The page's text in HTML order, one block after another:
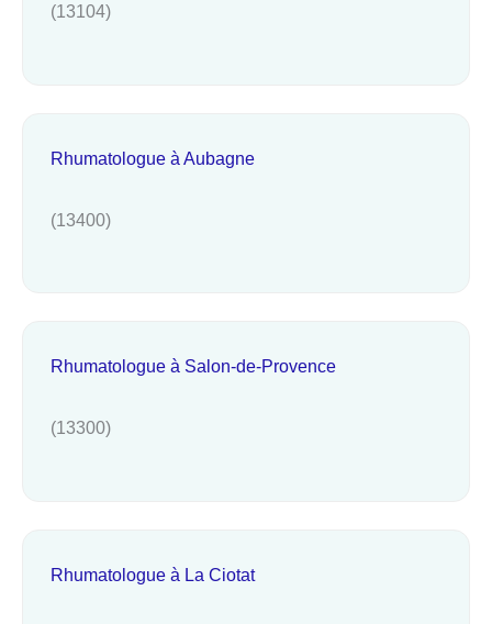
(13104)
Rhumatologue à Aubagne
(13400)
Rhumatologue à Salon-de-Provence
(13300)
Rhumatologue à La Ciotat